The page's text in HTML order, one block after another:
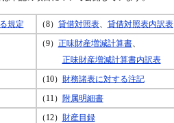
規定 （8） 貸借対照表、 貸借対照表内訳表
（9） 正味財産増減計算書、
正味財産増減計算書内訳表
（10） 財務諸表に対する注記
（11） 附属明細書
（12） 財産目録